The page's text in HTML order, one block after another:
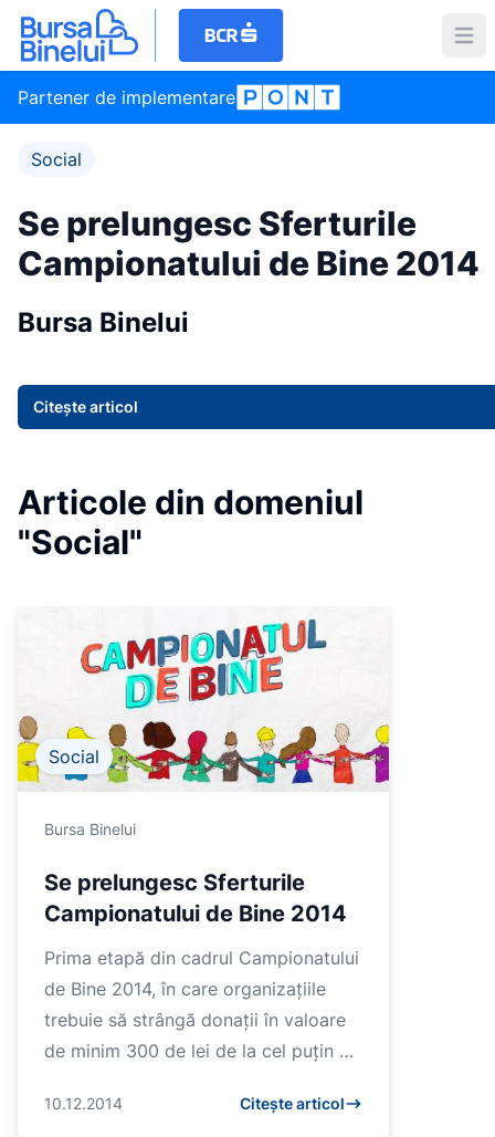
Partener de implementare
Social
Se prelungesc Sferturile
Campionatului de Bine 2014
Bursa Binelui
Citește articol
Articole din domeniul
"Social"
Social
Bursa Binelui
Se prelungesc Sferturile
Campionatului de Bine 2014
Prima etapă din cadrul Campionatului
de Bine 2014, în care organizațiile
trebuie să strângă donații în valoare
de minim 300 de lei de la cel puțin 5
10.12.2014 Citește articol